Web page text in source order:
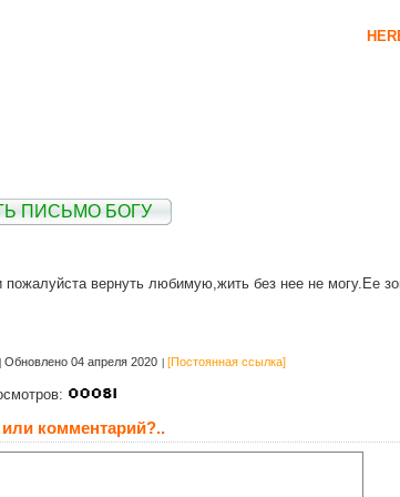
ПИСЬМО БОГУ
пожалуйста вернуть любимую,жить без нее не могу.Ее
Обновлено 04 апреля 2020 [Постоянная ссылка]
или комментарий?..